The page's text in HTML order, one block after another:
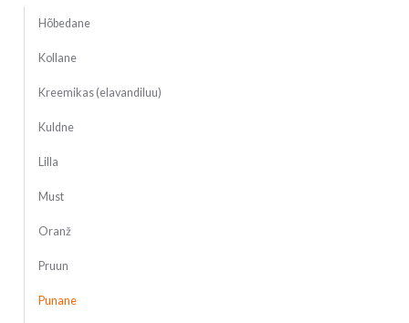
Hõbedane
Kollane
Kreemikas (elavandiluu)
Kuldne
Lilla
Must
Oranž
Pruun
Punane